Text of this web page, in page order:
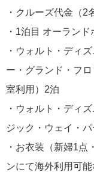
・クルーズ代金（2
・1泊目 オーラン
・ウォルト・ディ
ー・グランド・フ
室利用）2泊
・ウォルト・ディ
ジック・ウェイ・
・お衣装（新婦1点
ンにて海外利用可